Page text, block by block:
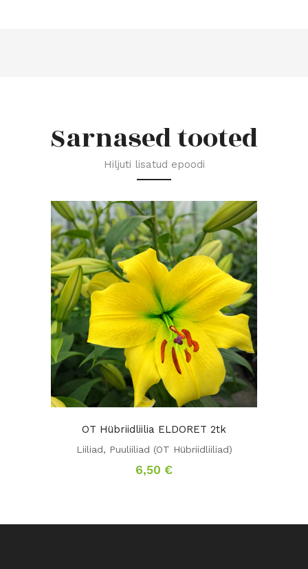
Sarnased tooted
Hiljuti lisatud epoodi
OT Hübriidliilia ELDORET 2tk
Liiliad, Puuliiliad (OT Hübriidliiliad)
6,50 €